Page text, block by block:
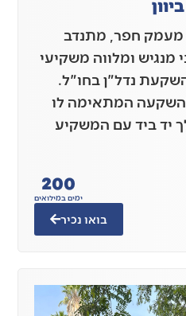
אני, אופיר הררי, בן 51 מעמק חפר, מתנדב
מנגיש ומלווה משקיעי
השקעת נדל"ן בחו"ל.
המתאימה לו
יד ביד עם המשקיע
ימים במילואים
200
בואו נכיר